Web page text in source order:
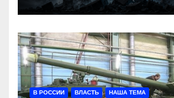
В РОССИИ ВЛАСТЬ НАША ТЕМА